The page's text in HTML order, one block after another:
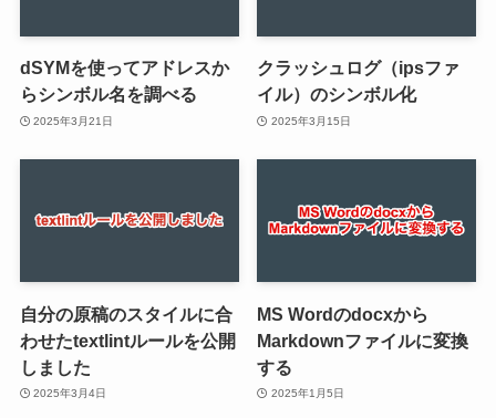
dSYMを使ってアドレスか
らシンボル名を調べる
2025年3月21日
クラッシュログ（ipsファ
イル）のシンボル化
2025年3月15日
自分の原稿のスタイルに合
わせたtextlintルールを公開
しました
2025年3月4日
MS Wordのdocxから
Markdownファイルに変換
する
2025年1月5日